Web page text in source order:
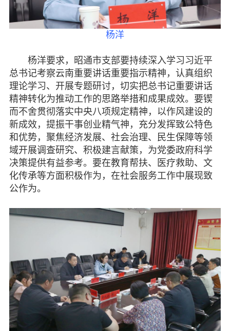
图片欣赏
联系我们
媒体报道
脱贫攻坚
侨海动态
七彩云南
杨洋
杨洋要求，昭通市支部要持续深入学习习近平
总书记考察云南重要讲话重要指示精神，认真组织
理论学习、开展专题研讨，切实把总书记重要讲话
精神转化为推动工作的思路举措和成果成效。要锲
而不舍贯彻落实中央八项规定精神，以作风建设的
新成效，提振干事创业精气神，充分发挥致公特色
和优势，聚焦经济发展、社会治理、民生保障等领
域开展调查研究、积极建言献策，为党委政府科学
决策提供有益参考。要在教育帮扶、医疗救助、文
化传承等方面积极作为，在社会服务工作中展现致
公作为。